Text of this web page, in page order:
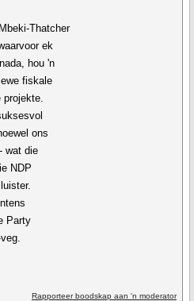
Thatcher
ek
hou 'n
fiskale
projekte.
ons
wat die
NDP
Party
Rapporteer boodskap aan 'n moderator